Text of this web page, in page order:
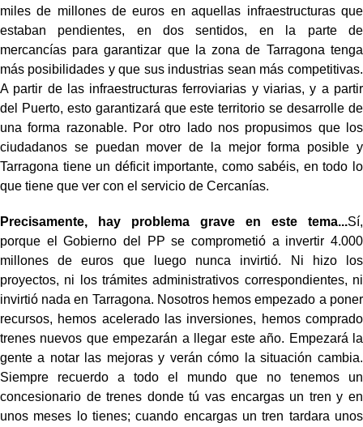
miles de millones de euros en aquellas infraestructuras que
estaban pendientes, en dos sentidos, en la parte de
mercancías para garantizar que la zona de Tarragona tenga
más posibilidades y que sus industrias sean más competitivas.
A partir de las infraestructuras ferroviarias y viarias, y a partir
del Puerto, esto garantizará que este territorio se desarrolle de
una forma razonable. Por otro lado nos propusimos que los
ciudadanos se puedan mover de la mejor forma posible y
Tarragona tiene un déficit importante, como sabéis, en todo lo
que tiene que ver con el servicio de Cercanías.
Precisamente, hay problema grave en este tema...Sí,
porque el Gobierno del PP se comprometió a invertir 4.000
millones de euros que luego nunca invirtió. Ni hizo los
proyectos, ni los trámites administrativos correspondientes, ni
invirtió nada en Tarragona. Nosotros hemos empezado a poner
recursos, hemos acelerado las inversiones, hemos comprado
trenes nuevos que empezarán a llegar este año. Empezará la
gente a notar las mejoras y verán cómo la situación cambia.
Siempre recuerdo a todo el mundo que no tenemos un
concesionario de trenes donde tú vas encargas un tren y en
unos meses lo tienes; cuando encargas un tren tardara unos